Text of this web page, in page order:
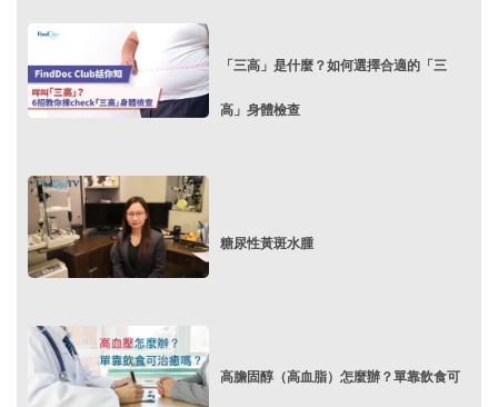
「三高」是什麼？如何選擇合適的「三
高」身體檢查
糖尿性黃斑水腫
高膽固醇（高血脂）怎麼辦？單靠飲食可